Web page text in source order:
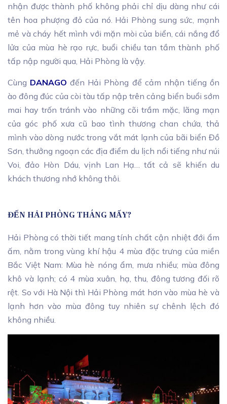
nhận được thành phố không phải chỉ dịu dàng như cái
tên hoa phượng đỏ của nó. Hải Phòng sung sức, mạnh
mẻ và cháy hết mình với mặn mòi của biển, cái nắng đổ
lửa của mùa hè rạo rực, buổi chiều tan tầm thành phố
tấp nập người qua, Hải Phòng là vậy.
Cùng DANAGO đến Hải Phòng để cảm nhận tiếng ồn
ào đông đúc của còi tàu tấp nập trên cảng biển buổi sớm
mai hay trốn tránh vào những cõi trầm mặc, lãng mạn
của góc phố xưa cũ bao tình thương chan chứa, thả
mình vào dòng nước trong vắt mát lạnh của bãi biển Đồ
Sơn, thưởng ngoạn các địa điểm du lịch nổi tiếng như núi
Voi, đảo Hòn Dáu, vịnh Lan Hạ… tất cả sẽ khiến du
khách thương nhớ không thôi.
ĐẾN HẢI PHÒNG THÁNG MẤY?
Hải Phòng có thời tiết mang tính chất cận nhiệt đới ẩm
ấm, nằm trong vùng khí hậu 4 mùa đặc trưng của miền
Bắc Việt Nam: Mùa hè nóng ẩm, mưa nhiều; mùa đông
khô và lạnh; có 4 mùa xuân, hạ, thu, đông tương đối rõ
rệt. So với Hà Nội thì Hải Phòng mát hơn vào mùa hè và
lạnh hơn vào mùa đông tuy nhiên sự chênh lệch đó
không nhiều.